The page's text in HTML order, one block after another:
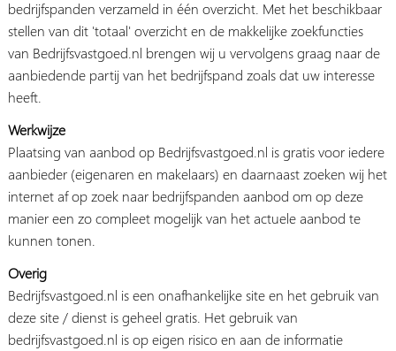
bedrijfspanden verzameld in één overzicht. Met het beschikbaar
stellen van dit 'totaal' overzicht en de makkelijke zoekfuncties
van Bedrijfsvastgoed.nl brengen wij u vervolgens graag naar de
aanbiedende partij van het bedrijfspand zoals dat uw interesse
heeft.
Werkwijze
Plaatsing van aanbod op Bedrijfsvastgoed.nl is gratis voor iedere
aanbieder (eigenaren en makelaars) en daarnaast zoeken wij het
internet af op zoek naar bedrijfspanden aanbod om op deze
manier een zo compleet mogelijk van het actuele aanbod te
kunnen tonen.
Overig
Bedrijfsvastgoed.nl is een onafhankelijke site en het gebruik van
deze site / dienst is geheel gratis. Het gebruik van
bedrijfsvastgoed.nl is op eigen risico en aan de informatie